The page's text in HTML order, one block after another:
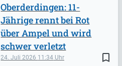
bookmark_border
24. Juli 2026 11:34
Oberderdingen: 11-
Jährige rennt bei Rot
über Ampel und wird
schwer verletzt